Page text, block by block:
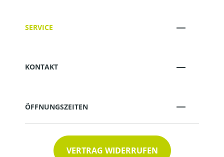
SERVICE
KONTAKT
ÖFFNUNGSZEITEN
VERTRAG WIDERRUFEN